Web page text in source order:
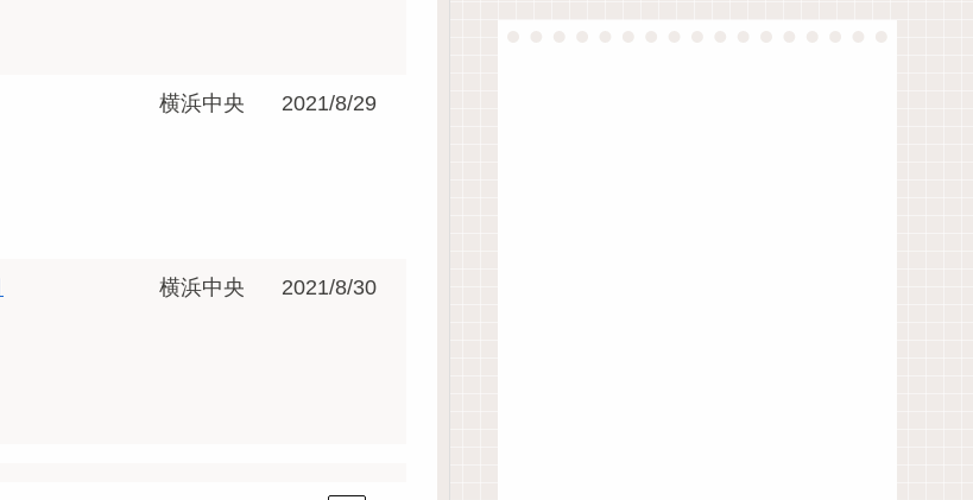
横浜中央 2021/8/29
横浜中央 2021/8/30